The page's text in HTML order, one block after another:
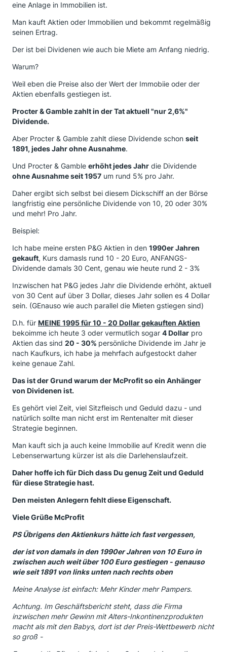
eine Anlage in Immobilien ist.
Man kauft Aktien oder Immobilien und bekommt regelmäßig
seinen Ertrag.
Der ist bei Dividenen wie auch bie Miete am Anfang niedrig.
Warum?
Weil eben die Preise also der Wert der Immobiie oder der
Aktien ebenfalls gestiegen ist.
Procter & Gamble zahlt in der Tat aktuell "nur 2,6%"
Dividende.
Aber Procter & Gamble zahlt diese Dividende schon seit
1891, jedes Jahr ohne Ausnahme.
Und Procter & Gamble erhöht jedes Jahr die Dividende
ohne Ausnahme seit 1957 um rund 5% pro Jahr.
Daher ergibt sich selbst bei diesem Dickschiff an der Börse
langfristig eine persönliche Dividende von 10, 20 oder 30%
und mehr! Pro Jahr.
Beispiel:
Ich habe meine ersten P&G Aktien in den 1990er Jahren
gekauft, Kurs damasls rund 10 - 20 Euro, ANFANGS-
Dividende damals 30 Cent, genau wie heute rund 2 - 3%
Inzwischen hat P&G jedes Jahr die Dividende erhöht, aktuell
von 30 Cent auf über 3 Dollar, dieses Jahr sollen es 4 Dollar
sein. (GEnauso wie auch parallel die Mieten gstiegen sind)
D.h. für MEINE 1995 für 10 - 20 Dollar gekauften Aktien
bekoimme ich heute 3 oder vermutlich sogar 4 Dollar pro
Aktien das sind 20 - 30% persönliche Dividende im Jahr je
nach Kaufkurs, ich habe ja mehrfach aufgestockt daher
keine genaue Zahl.
Das ist der Grund warum der McProfit so ein Anhänger
von Dividenen ist.
Es gehört viel Zeit, viel Sitzfleisch und Geduld dazu - und
natürlich sollte man nicht erst im Rentenalter mit dieser
Strategie beginnen.
Man kauft sich ja auch keine Immobilie auf Kredit wenn die
Lebenserwartung kürzer ist als die Darlehenslaufzeit.
Daher hoffe ich für Dich dass Du genug Zeit und Geduld
für diese Strategie hast.
Den meisten Anlegern fehlt diese Eigenschaft.
Viele Grüße McProfit
PS Übrigens den Aktienkurs hätte ich fast vergessen,
der ist von damals in den 1990er Jahren von 10 Euro in
zwischen auch weit über 100 Euro gestiegen - genauso
wie seit 1891 von links unten nach rechts oben
Meine Analyse ist einfach: Mehr Kinder mehr Pampers.
Achtung. Im Geschäftsbericht steht, dass die Firma
inzwischen mehr Gewinn mit Alters-Inkontinenzprodukten
macht als mit den Babys, dort ist der Preis-Wettbewerb nicht
so groß -